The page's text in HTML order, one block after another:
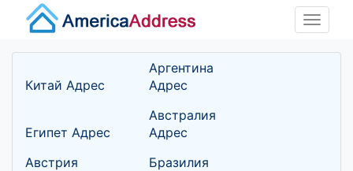
Toggle
Китай Адрес
Аргентина
Адрес
Египет Адрес
Австралия
Адрес
Австрия
Бразилия